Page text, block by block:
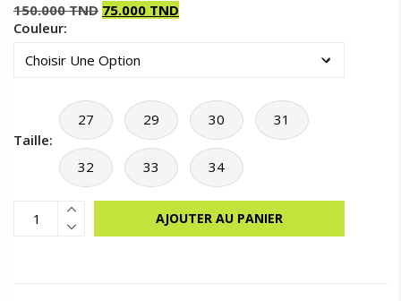
150.000TND
Le
prix
150.000 TND.
75.000 TND
Le
prix
75.000 TND.
Couleur:
Taille:
27 29 30 31
32 33 34
AJOUTER AU PANIER